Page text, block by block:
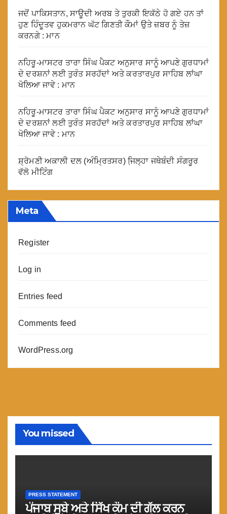
ਜਦੋਂ ਪਾਕਿਸਤਾਨ, ਸਾਊਦੀ ਅਰਬ ਤੇ ਤੁਰਕੀ ਇਕੱਠੇ ਹੋ ਗਏ ਹਨ ਤਾਂ
ਹੁਣ ਹਿੰਦੂਤਵ ਹੁਕਮਰਾਨ ਘੱਟ ਗਿਣਤੀ ਕੌਮਾਂ ਉਤੇ ਜ਼ਬਰ ਨੂੰ ਤੇਜ਼
ਕਰਨਗੇ : ਮਾਨ
ਨਹਿਰੂ-ਮਾਸਟਰ ਤਾਰਾ ਸਿੰਘ ਪੈਕਟ ਅਨੁਸਾਰ ਸਾਨੂੰ ਆਪਣੇ ਗੁਰਧਾਮਾਂ
ਦੇ ਦਰਸ਼ਨਾਂ ਲਈ ਤੁਰੰਤ ਸਰਹੱਦਾਂ ਅਤੇ ਕਰਤਾਰਪੁਰ ਸਾਹਿਬ ਲਾਂਘਾ
ਖੋਲਿਆ ਜਾਵੇ : ਮਾਨ
ਨਹਿਰੂ-ਮਾਸਟਰ ਤਾਰਾ ਸਿੰਘ ਪੈਕਟ ਅਨੁਸਾਰ ਸਾਨੂੰ ਆਪਣੇ ਗੁਰਧਾਮਾਂ
ਦੇ ਦਰਸ਼ਨਾਂ ਲਈ ਤੁਰੰਤ ਸਰਹੱਦਾਂ ਅਤੇ ਕਰਤਾਰਪੁਰ ਸਾਹਿਬ ਲਾਂਘਾ
ਖੋਲਿਆ ਜਾਵੇ : ਮਾਨ
ਸ਼੍ਰੋਮਣੀ ਅਕਾਲੀ ਦਲ (ਅੰਮ੍ਰਿਤਸਰ) ਜਿ਼ਲ੍ਹਾ ਜਥੇਬੰਦੀ ਸੰਗਰੂਰ
ਵੱਲੋ ਮੀਟਿੰਗ
Meta
Register
Log in
Entries feed
Comments feed
WordPress.org
You missed
PRESS STATEMENT
ਪੰਜਾਬ ਸੂਬੇ ਅਤੇ ਸਿੱਖ ਕੌਮ ਦੀ ਗੱਲ ਕਰਨ